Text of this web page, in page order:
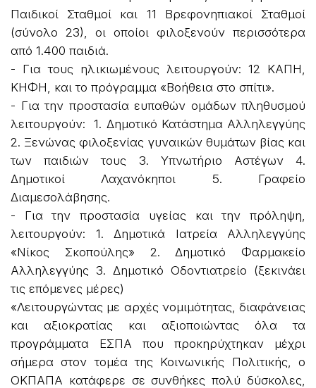
Παιδικοί Σταθμοί και 11 Βρεφονηπιακοί Σταθμοί
(σύνολο 23), οι οποίοι φιλοξενούν περισσότερα
από 1.400 παιδιά.
- Για τους ηλικιωμένους λειτουργούν: 12 ΚΑΠΗ,
ΚΗΦΗ, και το πρόγραμμα «Βοήθεια στο σπίτι».
- Για την προστασία ευπαθών ομάδων πληθυσμού
λειτουργούν: 1. Δημοτικό Κατάστημα Αλληλεγγύης
2. Ξενώνας φιλοξενίας γυναικών θυμάτων βίας και
των παιδιών τους 3. Υπνωτήριο Αστέγων 4.
Δημοτικοί Λαχανόκηποι 5. Γραφείο
Διαμεσολάβησης.
- Για την προστασία υγείας και την πρόληψη,
λειτουργούν: 1. Δημοτικά Ιατρεία Αλληλεγγύης
«Νίκος Σκοπούλης» 2. Δημοτικό Φαρμακείο
Αλληλεγγύης 3. Δημοτικό Οδοντιατρείο (ξεκινάει
τις επόμενες μέρες)
«Λειτουργώντας με αρχές νομιμότητας, διαφάνειας
και αξιοκρατίας και αξιοποιώντας όλα τα
προγράμματα ΕΣΠΑ που προκηρύχτηκαν μέχρι
σήμερα στον τομέα της Κοινωνικής Πολιτικής, ο
ΟΚΠΑΠΑ κατάφερε σε συνθήκες πολύ δύσκολες,